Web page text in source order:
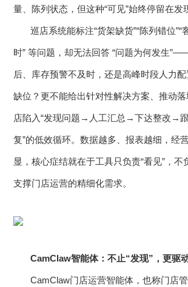
智慧工厂
量、陈列状态，但这种“可见”始终停留在发
巡店系统能标注“货架缺货”“陈列错位”“
时” 等问题，却无法回答 “问题为何发生
后、库存预警不及时，还是高峰时段人力
缺位？更不能给出针对性解决方案、推动
店陷入“发现问题→人工汇总→下达整改→
复”的低效循环。数据越多、报表越细，经
显，核心症结就在于工具只负责“看见”，不
支撑门店运营的精细化需求。
CamClaw智能体：不止“发现”，更驱
CamClaw门店运营智能体，也称门店